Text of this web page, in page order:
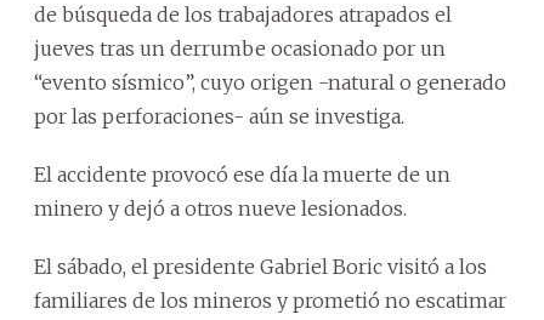
de búsqueda de los trabajadores atrapados el
jueves tras un derrumbe ocasionado por un
“evento sísmico”, cuyo origen -natural o generado
por las perforaciones- aún se investiga.
El accidente provocó ese día la muerte de un
minero y dejó a otros nueve lesionados.
El sábado, el presidente Gabriel Boric visitó a los
familiares de los mineros y prometió no escatimar